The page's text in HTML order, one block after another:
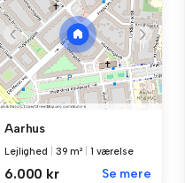
Aarhus
Lejlighed 39 m² 1 værelse
6.000 kr Se mere